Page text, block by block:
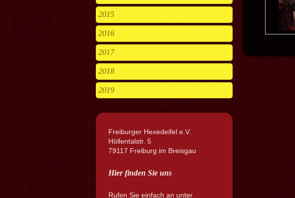
2015
2016
2017
2018
2019
Freiburger Hexedeifel e.V.
Höllentalstr. 5
79117 Freiburg im Breisgau
Hier finden Sie uns
Rufen Sie einfach an unter